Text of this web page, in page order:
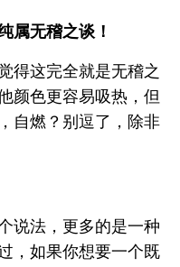
属无稽之谈！
得这完全就是无稽之
颜色更容易吸热，但
自燃？别逗了，除非
说法，更多的是一种
，如果你想要一个既